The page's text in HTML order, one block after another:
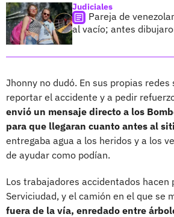
Judiciales
Pareja de
al vacío; antes
Jhonny no dudó. En sus propias redes
reportar el accidente y a pedir
envió un mensaje directo a los
para que llegaran cuanto antes al
entregaba agua a los heridos y a los
de ayudar como podían.
Los trabajadores accidentados hacen
Serviciudad, y el camión en el que se
fuera de la vía, enredado entre